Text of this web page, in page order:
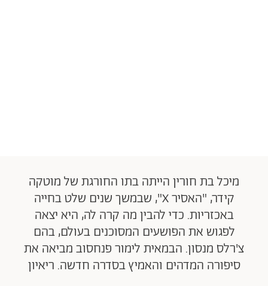
מיכל בת חורין הייתה בתו החורגת של מוטקה
קידר, "האסיר X", שבמשך שנים שלט בחייה
באכזריות. כדי להבין מה קרה לה, היא יצאה
לפגוש את הפושעים המסוכנים בעולם, בהם
צ'רלס מנסון. הבמאית לימור פנחסוב מביאה את
סיפורה המדהים והאמיץ בסדרה חדשה. ריאיון